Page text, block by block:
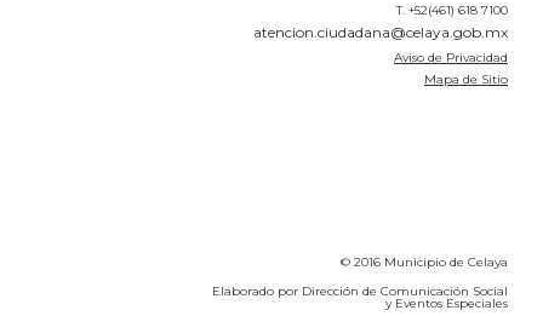
T. +52(461) 618 7100
atencion.ciudadana@celaya.gob.mx
Aviso de Privacidad
Mapa de Sitio
© 2016 Municipio de Celaya
Elaborado por Dirección de Comunicación Social
y Eventos Especiales